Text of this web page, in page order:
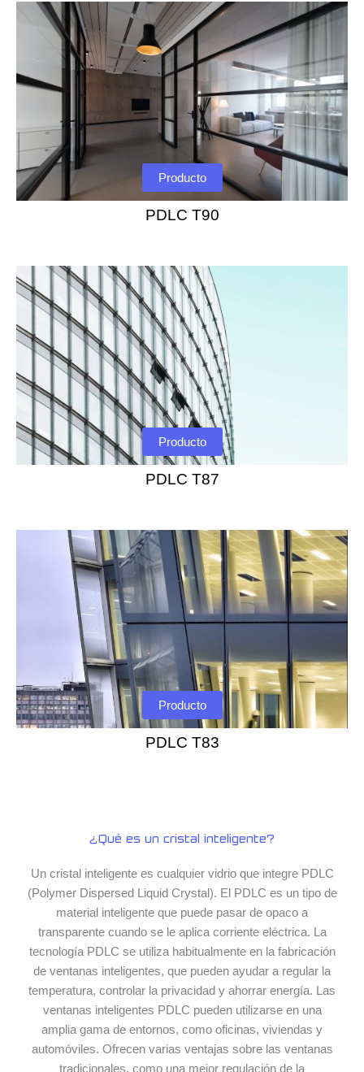
Producto
PDLC T90
Producto
PDLC T87
Producto
PDLC T83
¿Qué es un cristal inteligente?
Un cristal inteligente es cualquier vidrio que integre PDLC
(Polymer Dispersed Liquid Crystal). El PDLC es un tipo de
material inteligente que puede pasar de opaco a
transparente cuando se le aplica corriente eléctrica. La
tecnología PDLC se utiliza habitualmente en la fabricación
de ventanas inteligentes, que pueden ayudar a regular la
temperatura, controlar la privacidad y ahorrar energía. Las
ventanas inteligentes PDLC pueden utilizarse en una
amplia gama de entornos, como oficinas, viviendas y
automóviles. Ofrecen varias ventajas sobre las ventanas
tradicionales, como una mejor regulación de la